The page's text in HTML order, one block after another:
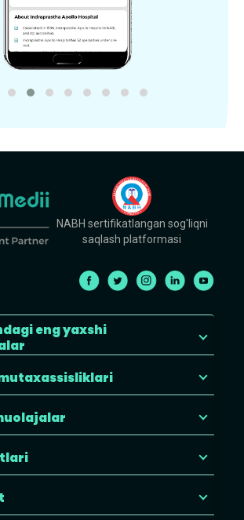
NABH sertifikatlangan sog'liqni
saqlash platformasi
eng yaxshi